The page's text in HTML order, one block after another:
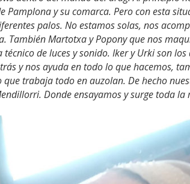
Pamplona y su comarca. Pero con esta
palos. No estamos solas, nos
También Martotxa y Popony que nos
de luces y sonido. Iker y Urki son
y nos ayuda en todo lo que hacemos,
trabaja todo en auzolan. De hecho
Donde ensayamos y surge toda la